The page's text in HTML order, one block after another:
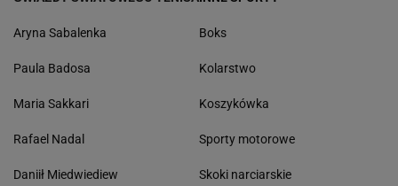
Aryna Sabalenka
Paula Badosa
Maria Sakkari
Rafael Nadal
Daniił Miedwiediew
Boks
Kolarstwo
Koszykówka
Sporty motorowe
Skoki narciarskie